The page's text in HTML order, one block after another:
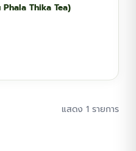
40.50
Phala Thika Tea)
แสดง 1 รายการ